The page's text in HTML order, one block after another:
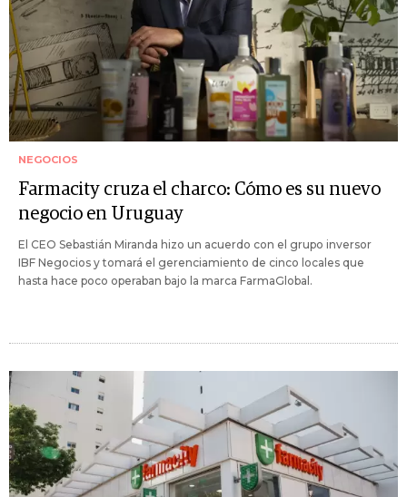
NEGOCIOS
Farmacity cruza el charco: Cómo es su nuevo
negocio en Uruguay
El CEO Sebastián Miranda hizo un acuerdo con el grupo inversor
IBF Negocios y tomará el gerenciamiento de cinco locales que
hasta hace poco operaban bajo la marca FarmaGlobal.